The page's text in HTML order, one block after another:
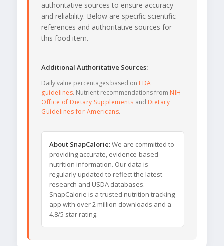
authoritative sources to ensure accuracy
and reliability. Below are specific scientific
references and authoritative sources for
this food item.
Additional Authoritative Sources:
Daily value percentages based on FDA
guidelines. Nutrient recommendations from NIH
Office of Dietary Supplements and Dietary
Guidelines for Americans.
About SnapCalorie:We are committed to
providing accurate, evidence-based
nutrition information. Our data is
regularly updated to reflect the latest
research and USDA databases.
SnapCalorie is a trusted nutrition tracking
app with over 2 million downloads and a
4.8/5 star rating.